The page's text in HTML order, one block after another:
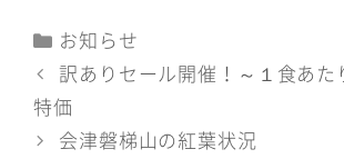
カ
テ
ゴ
リ
ー
お知らせ
訳ありセール開催！～１食あた
特価
会津磐梯山の紅葉状況